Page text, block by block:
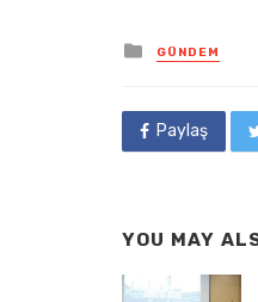
Posted
in
GÜNDEM
Paylaş
YOU MAY